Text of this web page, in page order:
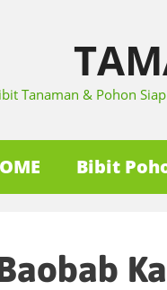
Tanaman & Pohon
Bibit